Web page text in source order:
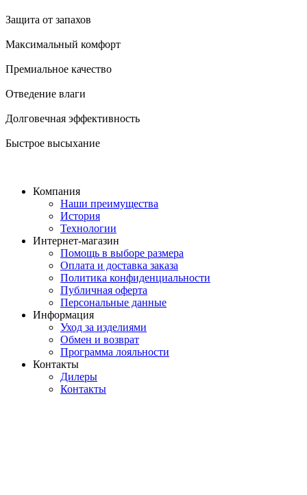
Защита от запахов
Максимальный комфорт
Премиальное качество
Отведение влаги
Долговечная эффективность
Быстрое высыхание
Компания
Наши преимущества
История
Технологии
Интернет-магазин
Помощь в выборе размера
Оплата и доставка заказа
Политика конфиденциальности
Публичная оферта
Персональные данные
Информация
Уход за изделиями
Обмен и возврат
Программа лояльности
Контакты
Дилеры
Контакты